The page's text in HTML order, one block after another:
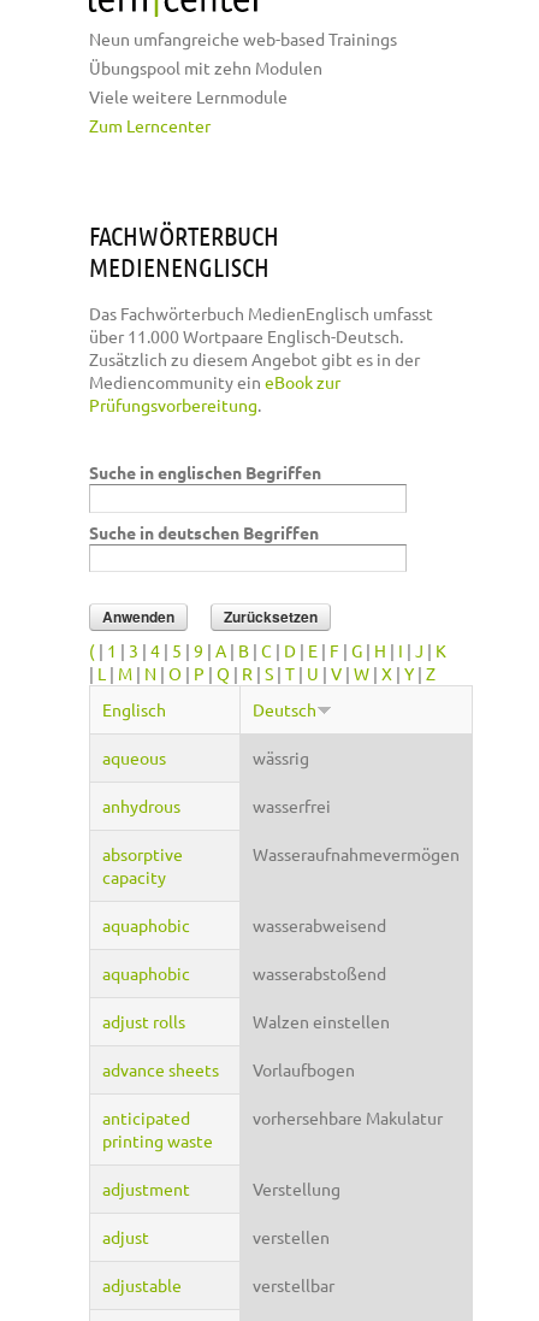
Neun umfangreiche web-based Trainings
Übungspool mit zehn Modulen
Viele weitere Lernmodule
Zum Lerncenter
FACHWÖRTERBUCH
MEDIENENGLISCH
Das Fachwörterbuch MedienEnglisch umfasst
über 11.000 Wortpaare Englisch-Deutsch.
Zusätzlich zu diesem Angebot gibt es in der
Mediencommunity ein eBook zur
Prüfungsvorbereitung.
Suche in englischen Begriffen
Suche in deutschen Begriffen
( | 1 | 3 | 4 | 5 | 9 | A | B | C | D | E | F | G | H | I | J | K
| L | M | N | O | P | Q | R | S | T | U | V | W | X | Y | Z
Englisch
Deutsch
aqueous wässrig
anhydrous wasserfrei
absorptive
capacity
Wasseraufnahmevermögen
aquaphobic wasserabweisend
aquaphobic wasserabstoßend
adjust rolls Walzen einstellen
advance sheets Vorlaufbogen
anticipated
printing waste
vorhersehbare Makulatur
adjustment Verstellung
adjust verstellen
adjustable verstellbar